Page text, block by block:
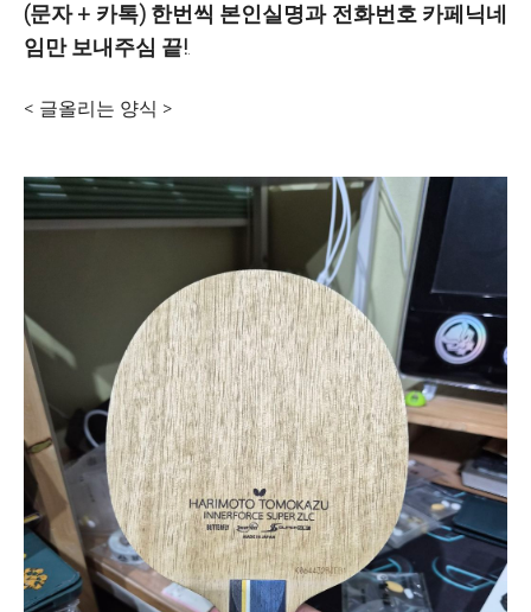
(문자 + 카톡) 한번씩 본인실명과 전화번호 카페닉네
임만 보내주심 끝!.
< 글올리는 양식 >